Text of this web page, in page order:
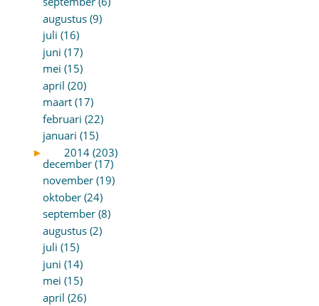
augustus (9)
juli (16)
juni (17)
mei (15)
april (20)
maart (17)
februari (22)
januari (15)
►
2014 (203)
december (17)
november (19)
oktober (24)
september (8)
augustus (2)
juli (15)
juni (14)
mei (15)
april (26)